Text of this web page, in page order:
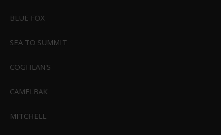
Blade
899,00 DKK
BLUE FOX
SEA TO SUMMIT
COGHLAN'S
CAMELBAK
MITCHELL